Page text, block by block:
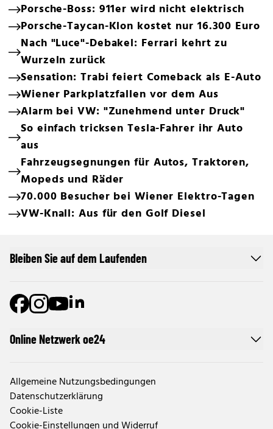
Porsche-Boss: 911er wird nicht elektrisch
Porsche-Taycan-Klon kostet nur 16.300 Euro
Nach "Luce"-Debakel: Ferrari kehrt zu
Wurzeln zurück
Sensation: Trabi feiert Comeback als E-Auto
Wiener Parkplatzfallen vor dem Aus
Alarm bei VW: "Zunehmend unter Druck"
So einfach tricksen Tesla-Fahrer ihr Auto
aus
Fahrzeugsegnungen für Autos, Traktoren,
Mopeds und Räder
70.000 Besucher bei Wiener Elektro-Tagen
VW-Knall: Aus für den Golf Diesel
Online Netzwerk oe24
Allgemeine Nutzungsbedingungen
Datenschutzerklärung
Cookie-Liste
Bleiben Sie auf dem Laufenden